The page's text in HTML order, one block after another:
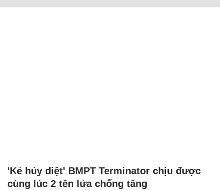
'Kẻ hủy diệt' BMPT Terminator chịu được
cùng lúc 2 tên lửa chống tăng